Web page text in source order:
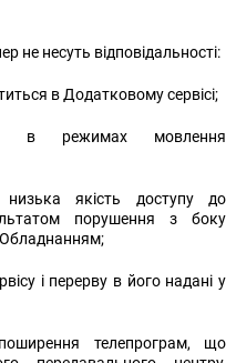
не несуть відповідальності:
в Додатковому сервісі;
в режимах мовлення
якість доступу до
порушення з боку
і перерву в його надані у
телепрограм, що